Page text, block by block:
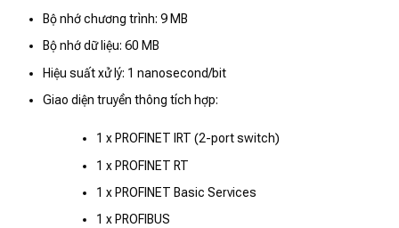
Bộ nhớ chương trình: 9 MB
Bộ nhớ dữ liệu: 60 MB
Hiệu suất xử lý: 1 nanosecond/bit
Giao diện truyền thông tích hợp:
1 x PROFINET IRT (2-port switch)
1 x PROFINET RT
1 x PROFINET Basic Services
1 x PROFIBUS